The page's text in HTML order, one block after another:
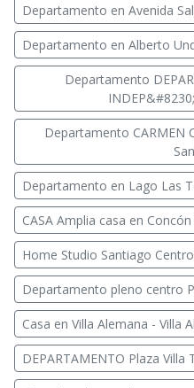
Departamento en Avenida
Departamento en Alberto
Departamento
Departamento CARMEN
Departamento en Lago Las
CASA Amplia casa en
Home Studio Santiago
Departamento pleno centro
Casa en Villa Alemana - Villa
DEPARTAMENTO Plaza Villa